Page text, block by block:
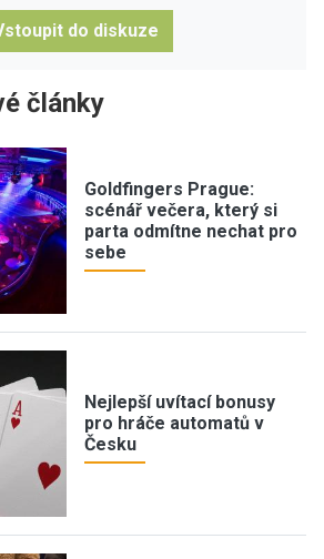
do diskuze
články
Goldfingers Prague:
scénář večera, který si
parta odmítne nechat pro
sebe
Nejlepší uvítací bonusy
pro hráče automatů v
Česku